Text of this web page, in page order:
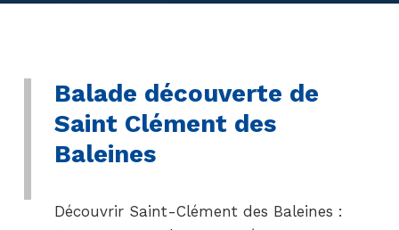
Balade découverte de
Saint Clément des
Baleines
Découvrir Saint-Clément des Baleines :